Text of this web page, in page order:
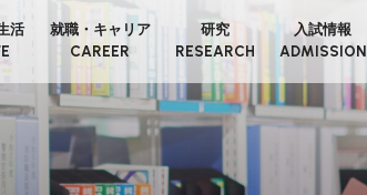
活 就職・キャリア
CAREER
研究
RESEARCH
入試情報
ADMISSION